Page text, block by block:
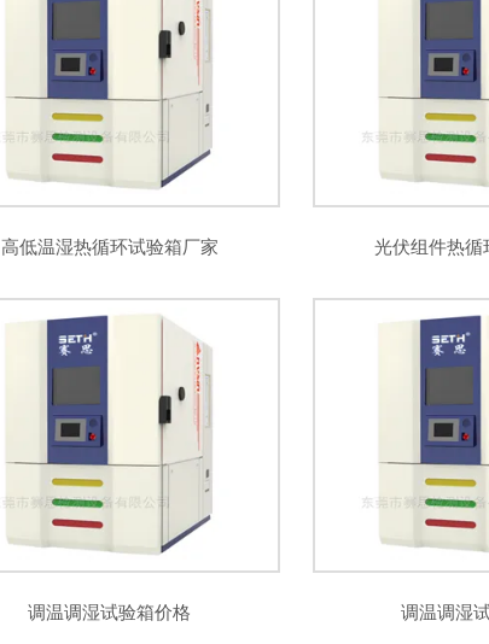
高低温湿热循环试验箱厂家 光伏组件热循
调温调湿试验箱价格 调温调湿